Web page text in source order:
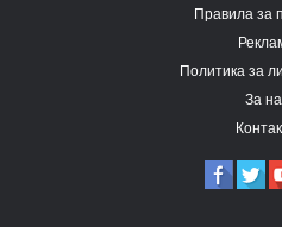
Правила за
Политика за
За